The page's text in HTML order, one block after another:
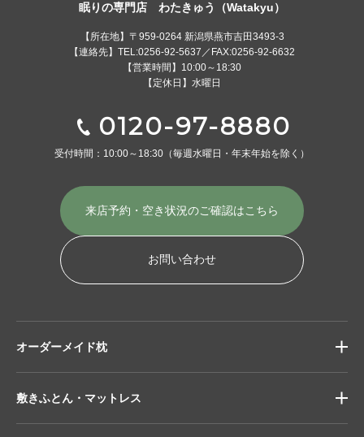
眠りの専門店 わたきゅう（Watakyu）
【所在地】〒959-0264 新潟県燕市吉田3493-3
【連絡先】TEL:0256-92-5637／FAX:0256-92-6632
【営業時間】10:00～18:30
【定休日】水曜日
0120-97-8880
受付時間：10:00～18:30 （毎週水曜日・年末年始を除く）
来店予約・空き状況のご確認はこちら
お問い合わせ
オーダーメイド枕
敷きふとん・マットレス